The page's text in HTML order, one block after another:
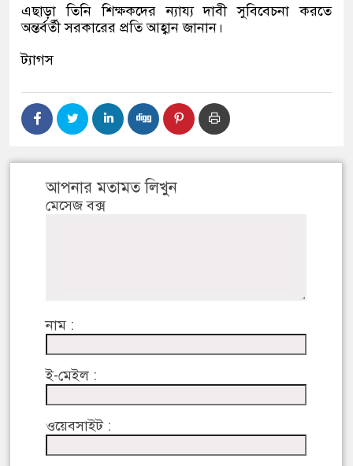
এছাড়া তিনি শিক্ষকদের ন্যায্য দাবী সুবিবেচনা করতে
অন্তর্বর্তী সরকারের প্রতি আহ্বান জানান।
ট্যাগস
আপনার মতামত লিখুন
মেসেজ বক্স
নাম :
ই-মেইল :
ওয়েবসাইট :